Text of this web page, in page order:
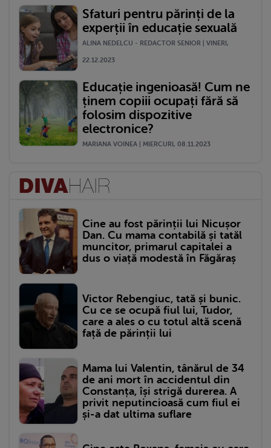
Sfaturi pentru părinți de la
experții în educație sexuală
ALINA NEDELCU - REDACTOR SENIOR | VINERI,
22.12.2023
Educație ingenioasă! Cum ne
ținem copiii ocupați fără să
folosim dispozitive
electronice?
MARIANA VOINEA | MIERCURI, 08.11.2023
Cine au fost părinții lui Nicușor
Dan. Cu mama contabilă și tatăl
muncitor, primarul capitalei a
dus o viață modestă în Făgăraș
Victor Rebengiuc, tată și bunic.
Cu ce se ocupă fiul lui, Tudor,
care a ales o cu totul altă scenă
față de părinții lui
Mama lui Valentin, tânărul de 34
de ani mort în accidentul din
Constanța, își strigă durerea. A
privit neputincioasă cum fiul ei
și-a dat ultima suflare